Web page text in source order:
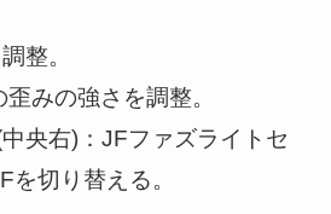
整。
みの強さを調整。
央右)：JFファズライトセ
を切り替える。